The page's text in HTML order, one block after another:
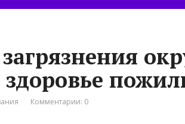
здоровье
Комментарии: 0